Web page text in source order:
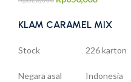
KLAM CARAMEL MIX
Stock 226 karton
Negara asal Indonesia